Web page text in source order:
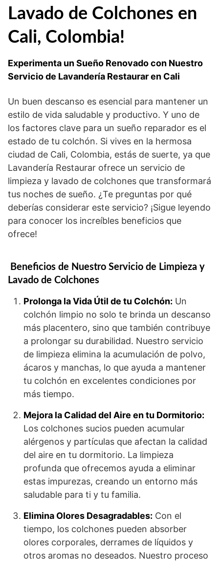
Lavado de Colchones en
Cali, Colombia!
Experimenta un Sueño Renovado con Nuestro
Servicio de Lavandería Restaurar en Cali
Un buen descanso es esencial para mantener un
estilo de vida saludable y productivo. Y uno de
los factores clave para un sueño reparador es el
estado de tu colchón. Si vives en la hermosa
ciudad de Cali, Colombia, estás de suerte, ya que
Lavandería Restaurar ofrece un servicio de
limpieza y lavado de colchones que transformará
tus noches de sueño. ¿Te preguntas por qué
deberías considerar este servicio? ¡Sigue leyendo
para conocer los increíbles beneficios que
ofrece!
Beneficios de Nuestro Servicio de Limpieza y
Lavado de Colchones
Prolonga la Vida Útil de tu Colchón: Un
colchón limpio no solo te brinda un descanso
más placentero, sino que también contribuye
a prolongar su durabilidad. Nuestro servicio
de limpieza elimina la acumulación de polvo,
ácaros y manchas, lo que ayuda a mantener
tu colchón en excelentes condiciones por
más tiempo.
Mejora la Calidad del Aire en tu Dormitorio:
Los colchones sucios pueden acumular
alérgenos y partículas que afectan la calidad
del aire en tu dormitorio. La limpieza
profunda que ofrecemos ayuda a eliminar
estas impurezas, creando un entorno más
saludable para ti y tu familia.
Elimina Olores Desagradables: Con el
tiempo, los colchones pueden absorber
olores corporales, derrames de líquidos y
otros aromas no deseados. Nuestro proceso